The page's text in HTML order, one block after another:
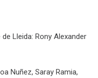
Lleida: Rony Alexander
Nuñez, Saray Ramia,